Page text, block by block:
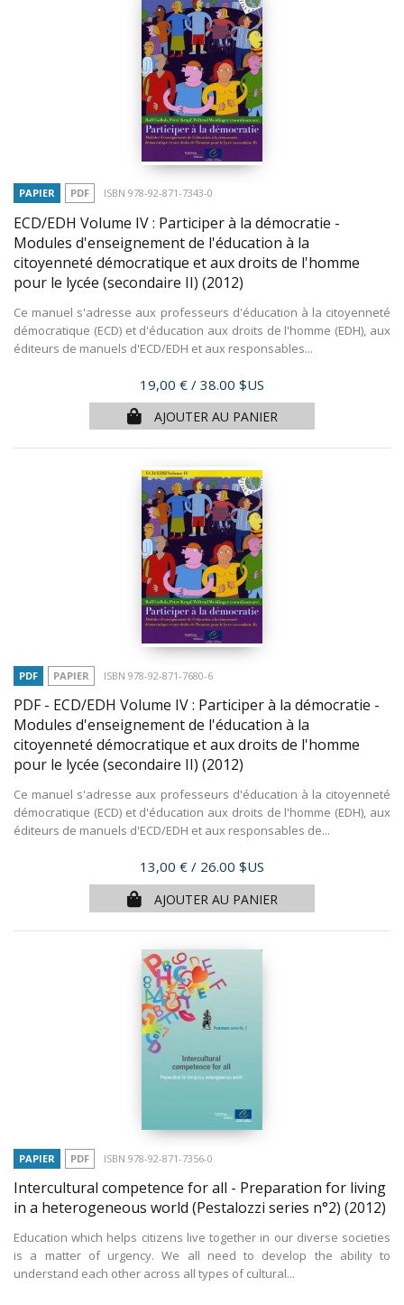
PAPIER PDF ISBN 978-92-871-7343-0
ECD/EDH Volume IV : Participer à la démocratie -
Modules d'enseignement de l'éducation à la
citoyenneté démocratique et aux droits de l'homme
pour le lycée (secondaire II) (2012)
Ce manuel s'adresse aux professeurs d'éducation à la citoyenneté
démocratique (ECD) et d'éducation aux droits de l'homme (EDH), aux
éditeurs de manuels d'ECD/EDH et aux responsables...
Prix
19,00 € / 38.00 $US
AJOUTER AU PANIER
PDF PAPIER ISBN 978-92-871-7680-6
PDF - ECD/EDH Volume IV : Participer à la démocratie -
Modules d'enseignement de l'éducation à la
citoyenneté démocratique et aux droits de l'homme
pour le lycée (secondaire II) (2012)
Ce manuel s'adresse aux professeurs d'éducation à la citoyenneté
démocratique (ECD) et d'éducation aux droits de l'homme (EDH), aux
éditeurs de manuels d'ECD/EDH et aux responsables de...
Prix
13,00 € / 26.00 $US
AJOUTER AU PANIER
PAPIER PDF ISBN 978-92-871-7356-0
Intercultural competence for all - Preparation for living
in a heterogeneous world (Pestalozzi series n°2) (2012)
Education which helps citizens live together in our diverse societies
is a matter of urgency. We all need to develop the ability to
understand each other across all types of cultural...